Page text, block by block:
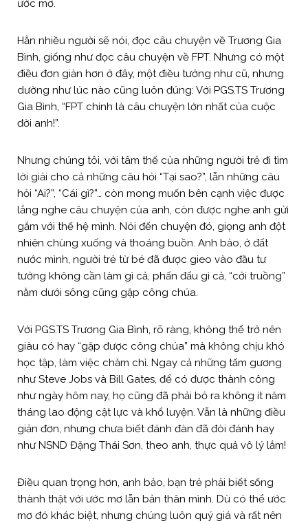
ước mơ.
Hẳn nhiều người sẽ nói, đọc câu chuyện về Trương Gia
Bình, giống như đọc câu chuyện về FPT. Nhưng có một
điều đơn giản hơn ở đây, một điều tưởng như cũ, nhưng
dường như lúc nào cũng luôn đúng: Với PGS.TS Trương
Gia Bình, “FPT chính là câu chuyện lớn nhất của cuộc
đời anh!”.
Nhưng chúng tôi, với tâm thế của những người trẻ đi tìm
lời giải cho cả những câu hỏi “Tại sao?”, lẫn những câu
hỏi “Ai?”, “Cái gì?”… còn mong muốn bên cạnh việc được
lắng nghe câu chuyện của anh, còn được nghe anh gửi
gắm với thế hệ mình. Nói đến chuyện đó, giọng anh đột
nhiên chùng xuống và thoáng buồn. Anh bảo, ở đất
nước mình, người trẻ từ bé đã được gieo vào đầu tư
tưởng không cần làm gì cả, phấn đấu gì cả, “cởi truồng”
nằm dưới sông cũng gặp công chúa.
Với PGS.TS Trương Gia Bình, rõ ràng, không thể trở nên
giàu có hay “gặp được công chúa” mà không chịu khó
học tập, làm việc chăm chỉ. Ngay cả những tấm gương
như Steve Jobs và Bill Gates, để có được thành công
như ngày hôm nay, họ cũng đã phải bỏ ra không ít năm
tháng lao động cật lực và khổ luyện. Vẫn là những điều
giản đơn, nhưng chưa biết đánh đàn đã đòi đánh hay
như NSND Đặng Thái Sơn, theo anh, thực quả vô lý lắm!
Điều quan trọng hơn, anh bảo, bạn trẻ phải biết sống
thành thật với ước mơ lẫn bản thân mình. Dù có thể ước
mơ đó khác biệt, nhưng chúng luôn quý giá và rất nên